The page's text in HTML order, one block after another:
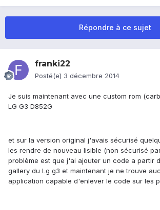
Répondre à ce sujet
franki22
Posté(e) 3 décembre 2014
Je suis maintenant avec une custom rom
LG G3 D852G
et sur la version original j'avais sécurisé
les rendre de nouveau lisible (non sécurisé
problème est que j'ai ajouter un code a partir
gallery du Lg g3 et maintenant je ne trouve
application capable d'enlever le code sur les